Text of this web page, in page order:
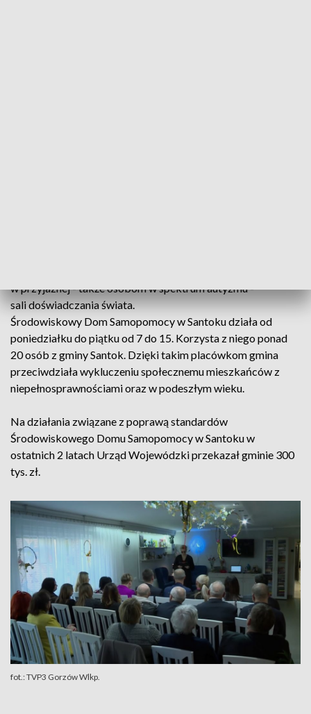
w przyjaznej - także osobom w spektrum autyzmu -
sali doświadczania świata.
Środowiskowy Dom Samopomocy w Santoku działa od
poniedziałku do piątku od 7 do 15. Korzysta z niego ponad
20 osób z gminy Santok. Dzięki takim placówkom gmina
przeciwdziała wykluczeniu społecznemu mieszkańców z
niepełnosprawnościami oraz w podeszłym wieku.
Na działania związane z poprawą standardów
Środowiskowego Domu Samopomocy w Santoku w
ostatnich 2 latach Urząd Wojewódzki przekazał gminie 300
tys. zł.
fot.: TVP3 Gorzów Wlkp.